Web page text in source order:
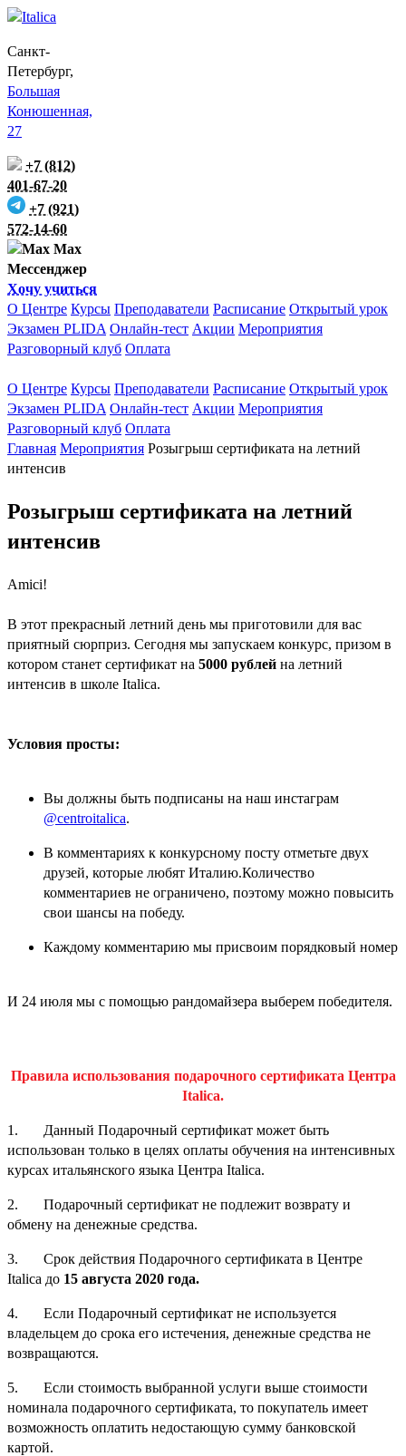
Санкт-
Петербург,
Большая
Конюшенная,
27
+7 (812)
401-67-20
+7 (921)
572-14-60
Max
Мессенджер
Хочу учиться
О Центре Курсы Преподаватели Расписание Открытый урок
Экзамен PLIDA Онлайн-тест Акции Мероприятия
Разговорный клуб Оплата
О Центре Курсы Преподаватели Расписание Открытый урок
Экзамен PLIDA Онлайн-тест Акции Мероприятия
Разговорный клуб Оплата
Главная Мероприятия Розыгрыш сертификата на летний
интенсив
Розыгрыш сертификата на летний
интенсив
Amici!
В этот прекрасный летний день мы приготовили для вас
приятный сюрприз. Сегодня мы запускаем конкурс, призом в
котором станет сертификат на 5000 рублей на летний
интенсив в школе Italica.
Условия просты:
Вы должны быть подписаны на наш инстаграм
@centroitalica.
В комментариях к конкурсному посту отметьте двух
друзей, которые любят Италию.Количество
комментариев не ограничено, поэтому можно повысить
свои шансы на победу.
Каждому комментарию мы присвоим порядковый номер
И 24 июля мы с помощью рандомайзера выберем победителя.
Правила использования подарочного сертификата Центра
Italica.
1. Данный Подарочный сертификат может быть
использован только в целях оплаты обучения на интенсивных
курсах итальянского языка Центра Italica.
2. Подарочный сертификат не подлежит возврату и
обмену на денежные средства.
3. Срок действия Подарочного сертификата в Центре
Italica до 15 августа 2020 года.
4. Если Подарочный сертификат не используется
владельцем до срока его истечения, денежные средства не
возвращаются.
5. Если стоимость выбранной услуги выше стоимости
номинала подарочного сертификата, то покупатель имеет
возможность оплатить недостающую сумму банковской
картой.